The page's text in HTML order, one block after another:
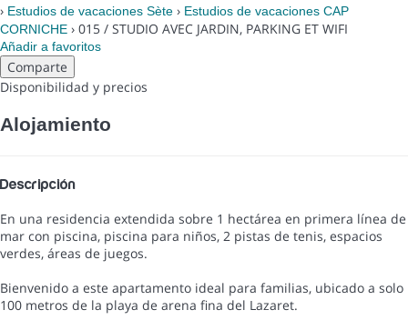
› Estudios de vacaciones Sète › Estudios de vacaciones CAP
CORNICHE › 015 / STUDIO AVEC JARDIN, PARKING ET WIFI
Añadir a favoritos
Comparte
Disponibilidad y precios
Alojamiento
Descripción
En una residencia extendida sobre 1 hectárea en primera línea de
mar con piscina, piscina para niños, 2 pistas de tenis, espacios
verdes, áreas de juegos.
Bienvenido a este apartamento ideal para familias, ubicado a solo
100 metros de la playa de arena fina del Lazaret.